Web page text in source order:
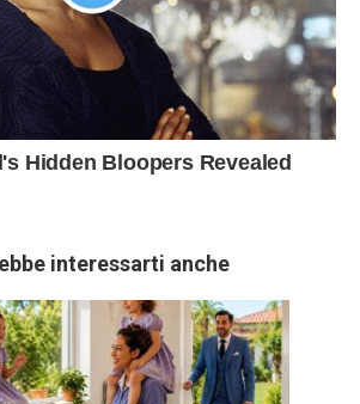
interessarti anche